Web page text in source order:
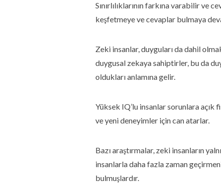
Sınırlılıklarının farkına varabilir
keşfetmeye ve cevaplar bulmaya
Zeki insanlar, duyguları da dahil
duygusal zekaya sahiptirler, bu da
oldukları anlamına gelir.
Yüksek IQ’lu insanlar sorunlara
ve yeni deneyimler için can atarlar.
Bazı araştırmalar, zeki insanların
insanlarla daha fazla zaman
bulmuşlardır.